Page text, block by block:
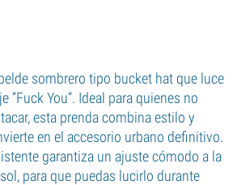
sombrero tipo bucket hat que luce
“Fuck You”. Ideal para quienes no
esta prenda combina estilo y
en el accesorio urbano definitivo.
garantiza un ajuste cómodo a la
para que puedas lucirlo durante